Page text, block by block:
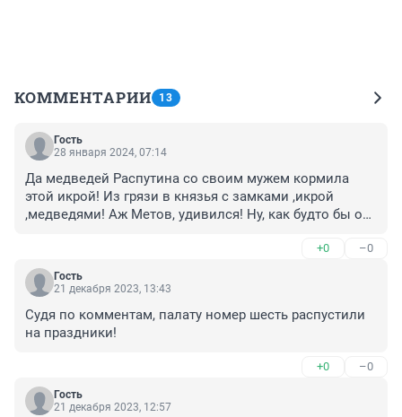
КОММЕНТАРИИ 13
Гость
28 января 2024, 07:14
Да медведей Распутина со своим мужем кормила
этой икрой! Из грязи в князья с замками ,икрой
,медведями! Аж Метов, удивился! Ну, как будто бы он
+0 –0
Гость
21 декабря 2023, 13:43
Судя по комментам, палату номер шесть распустили
на праздники!
+0 –0
Гость
21 декабря 2023, 12:57